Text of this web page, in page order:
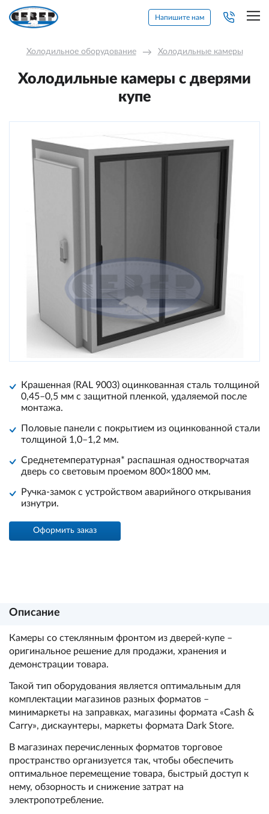
Напишите нам
Холодильное оборудование → Холодильные камеры
Холодильные камеры с дверями
купе
Крашенная (RAL 9003) оцинкованная сталь толщиной
0,45–0,5 мм с защитной пленкой, удаляемой после
монтажа.
Половые панели с покрытием из оцинкованной стали
толщиной 1,0–1,2 мм.
Среднетемпературная* распашная одностворчатая
дверь со световым проемом 800×1800 мм.
Ручка-замок с устройством аварийного открывания
изнутри.
Оформить заказ
Описание
Камеры со стеклянным фронтом из дверей-купе –
оригинальное решение для продажи, хранения и
демонстрации товара.
Такой тип оборудования является оптимальным для
комплектации магазинов разных форматов –
минимаркеты на заправках, магазины формата «Cash &
Carry», дискаунтеры, маркеты формата Dark Store.
В магазинах перечисленных форматов торговое
пространство организуется так, чтобы обеспечить
оптимальное перемещение товара, быстрый доступ к
нему, обзорность и снижение затрат на
электропотребление.